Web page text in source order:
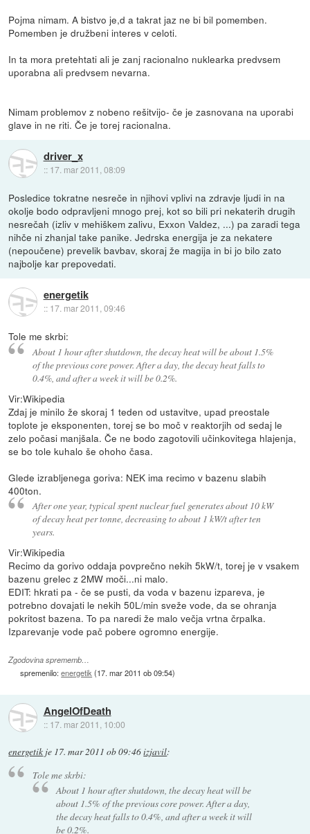
Pojma nimam. A bistvo je,d a takrat jaz ne bi bil pomemben.
Pomemben je družbeni interes v celoti.
In ta mora pretehtati ali je zanj racionalno nuklearka predvsem
uporabna ali predvsem nevarna.
Nimam problemov z nobeno rešitvijo- če je zasnovana na uporabi
glave in ne riti. Če je torej racionalna.
driver_x
:: 17. mar 2011, 08:09
Posledice tokratne nesreče in njihovi vplivi na zdravje ljudi in na
okolje bodo odpravljeni mnogo prej, kot so bili pri nekaterih drugih
nesrečah (izliv v mehiškem zalivu, Exxon Valdez, ...) pa zaradi tega
nihče ni zhanjal take panike. Jedrska energija je za nekatere
(nepoučene) prevelik bavbav, skoraj že magija in bi jo bilo zato
najbolje kar prepovedati.
energetik
:: 17. mar 2011, 09:46
Tole me skrbi:
About 1 hour after shutdown, the decay heat will be about 1.5%
of the previous core power. After a day, the decay heat falls to
0.4%, and after a week it will be 0.2%.
Vir:Wikipedia
Zdaj je minilo že skoraj 1 teden od ustavitve, upad preostale
toplote je eksponenten, torej se bo moč v reaktorjih od sedaj le
zelo počasi manjšala. Če ne bodo zagotovili učinkovitega hlajenja,
se bo tole kuhalo še ohoho časa.
Glede izrabljenega goriva: NEK ima recimo v bazenu slabih
400ton.
After one year, typical spent nuclear fuel generates about 10 kW
of decay heat per tonne, decreasing to about 1 kW/t after ten
years.
Vir:Wikipedia
Recimo da gorivo oddaja povprečno nekih 5kW/t, torej je v vsakem
bazenu grelec z 2MW moči...ni malo.
EDIT: hkrati pa - če se pusti, da voda v bazenu izpareva, je
potrebno dovajati le nekih 50L/min sveže vode, da se ohranja
pokritost bazena. To pa naredi že malo večja vrtna črpalka.
Izparevanje vode pač pobere ogromno energije.
Zgodovina sprememb…
spremenilo:energetik(17. mar 2011 ob 09:54)
AngelOfDeath
:: 17. mar 2011, 10:00
energetik je 17. mar 2011 ob 09:46izjavil:
Tole me skrbi:
About 1 hour after shutdown, the decay heat will be
about 1.5% of the previous core power. After a day,
the decay heat falls to 0.4%, and after a week it will
be 0.2%.